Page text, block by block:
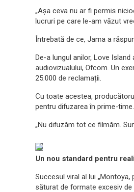
„Așa ceva nu ar fi permis
lucruri pe care le-am văzut
Întrebată de ce, Jama a
De-a lungul anilor, Love
audiovizualului, Ofcom. Un
25.000 de reclamații.
Cu toate acestea,
pentru difuzarea în prime-time.
„Nu difuzăm tot ce filmăm.
Un nou standard pentru
Succesul viral al lui
săturat de formate excesiv